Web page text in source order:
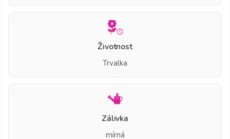
Životnost
Trvalka
Zálivka
mírná